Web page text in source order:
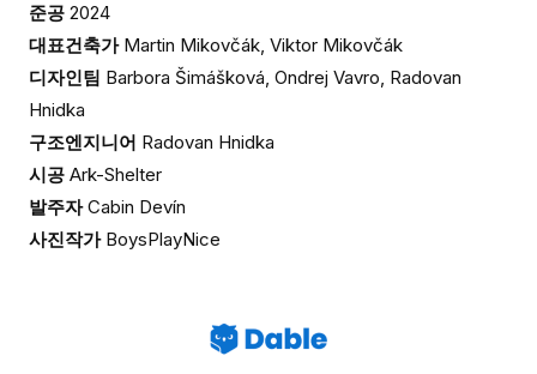
준공 2024
대표건축가 Martin Mikovčák, Viktor Mikovčák
디자인팀 Barbora Šimášková, Ondrej Vavro, Radovan
Hnidka
구조엔지니어 Radovan Hnidka
시공 Ark-Shelter
발주자Cabin Devín
사진작가 BoysPlayNice